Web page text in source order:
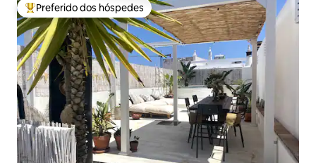
Entre os melhores preferidos dos hóspedes
Preferido dos hóspedes